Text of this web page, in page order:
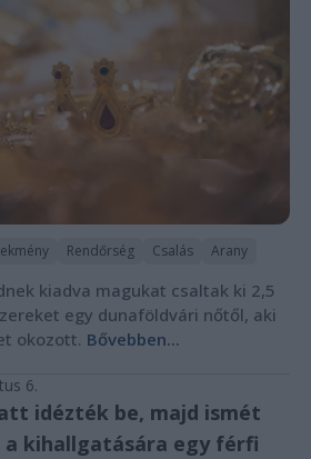
Rendőrség Csalás Arany
kiadva magukat csaltak ki 2,5
egy dunaföldvári nőtől, aki
okozott. Bővebben...
6.
idézték be, majd ismét
kihallgatására egy férfi